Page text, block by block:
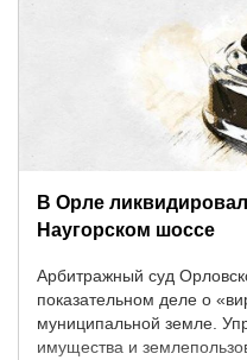
В Орле
Наугорском шоссе
Арбитражный суд
показательном деле о
муниципальной земле.
имущества и